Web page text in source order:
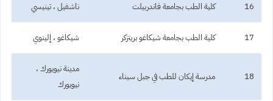
16 كلية الطب بجامعة فاندربيلت ناشفيل ، تينيسي
17 كلية الطب بجامعة شيكاغو بريتزكر شيكاغو ، إلينوي
18 مدرسة إيكان للطب في جبل سيناء
مدينة نيويورك ،
نيويورك